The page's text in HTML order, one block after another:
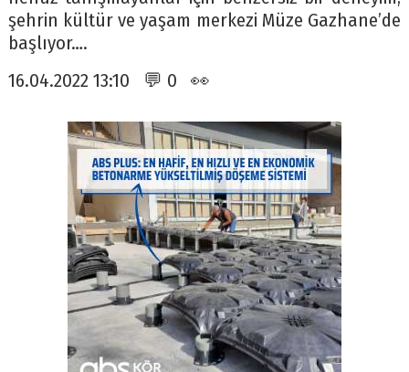
şehrin kültür ve yaşam merkezi Müze Gazhane’de
başlıyor….
16.04.2022 13:10 💬 0 👀